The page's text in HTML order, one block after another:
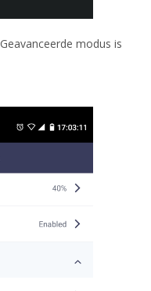
modus is